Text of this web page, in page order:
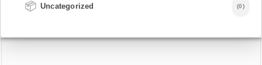
📦 Uncategorized (0)